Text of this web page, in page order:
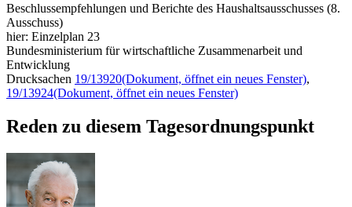
Beschlussempfehlungen und Berichte des Haushaltsausschusses (8.
Ausschuss)
hier: Einzelplan 23
Bundesministerium für wirtschaftliche Zusammenarbeit und
Entwicklung
Drucksachen 19/13920(Dokument, öffnet ein neues Fenster),
19/13924(Dokument, öffnet ein neues Fenster)
Reden zu diesem Tagesordnungspunkt